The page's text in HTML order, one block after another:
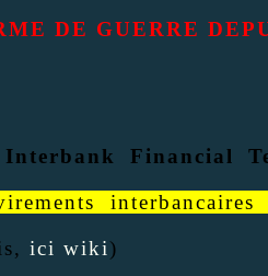
DE GUERRE
Financial
ici wiki)